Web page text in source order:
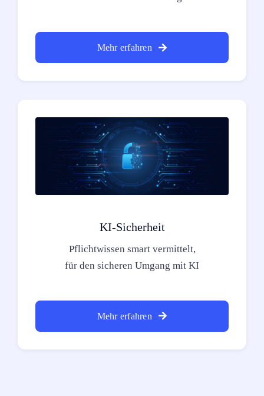
Mehr erfahren
KI-Sicherheit
Pflichtwissen smart vermittelt,
für den sicheren Umgang mit KI
Mehr erfahren